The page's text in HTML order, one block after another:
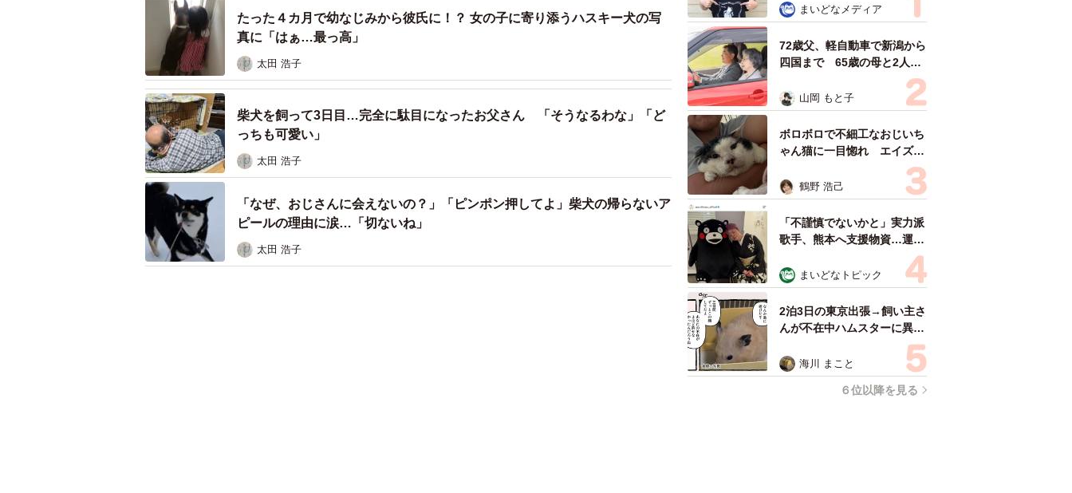
たった４カ月で幼なじみから彼氏に！？ 女の子に寄り添うハスキー犬の写
真に「はぁ…最っ高」
太田 浩子
柴犬を飼って3日目…完全に駄目になったお父さん 「そうなるわな」「ど
っちも可愛い」
太田 浩子
「なぜ、おじさんに会えないの？」「ピンポン押してよ」柴犬の帰らないア
ピールの理由に涙…「切ないね」
太田 浩子
雰囲気が」「宝塚に入れそ
う」
まいどなメディア
72歳父、軽自動車で新潟から
四国まで 65歳の母と2人で
3泊4日の旅 パーキングの休
憩まで分刻み… 「大学生で
も組まねえよ！」
山岡 もと子
ボロボロで不細工なおじいち
ゃん猫に一目惚れ エイズだ
し手がかかるけど…おうちで
暮らすと「おじ猫」だって可
愛くなったよ！
鶴野 浩己
「不謹慎でないかと」実力派
歌手、熊本へ支援物資…運搬
トラックの車体デザインにた
めらい 「痛いほど伝わる」
「行動され立派」
まいどなトピック
2泊3日の東京出張→飼い主さ
んが不在中ハムスターに異
変 眉間にできた深いしわ、
「急に老けた？」【漫画】
海川 まこと
６位以降を見る